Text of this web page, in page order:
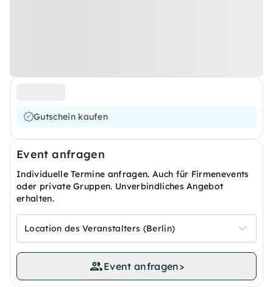
Gutschein kaufen
Event anfragen
Individuelle Termine anfragen. Auch für Firmenevents
oder private Gruppen. Unverbindliches Angebot
erhalten.
Location des Veranstalters (Berlin)
Event anfragen>